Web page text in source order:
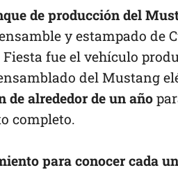
de producción del
y estampado de
Fiesta fue el vehículo
del Mustang
de alrededor de un año
completo.
para conocer cada